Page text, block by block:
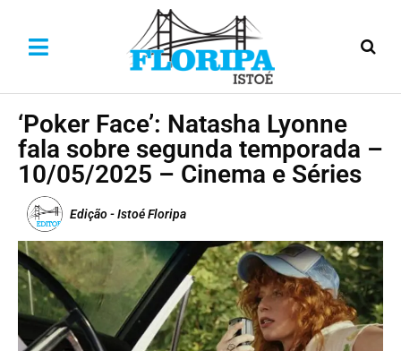
‘Poker Face’: Natasha Lyonne
fala sobre segunda temporada –
10/05/2025 – Cinema e Séries
Edição - Istoé Floripa